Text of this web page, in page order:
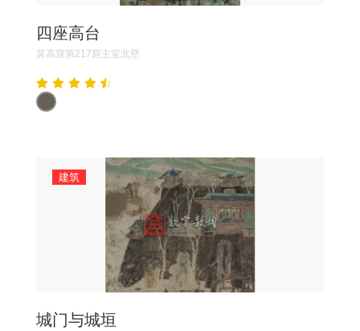
四座高台
莫高窟第217窟主室北壁
建筑
城门与城垣